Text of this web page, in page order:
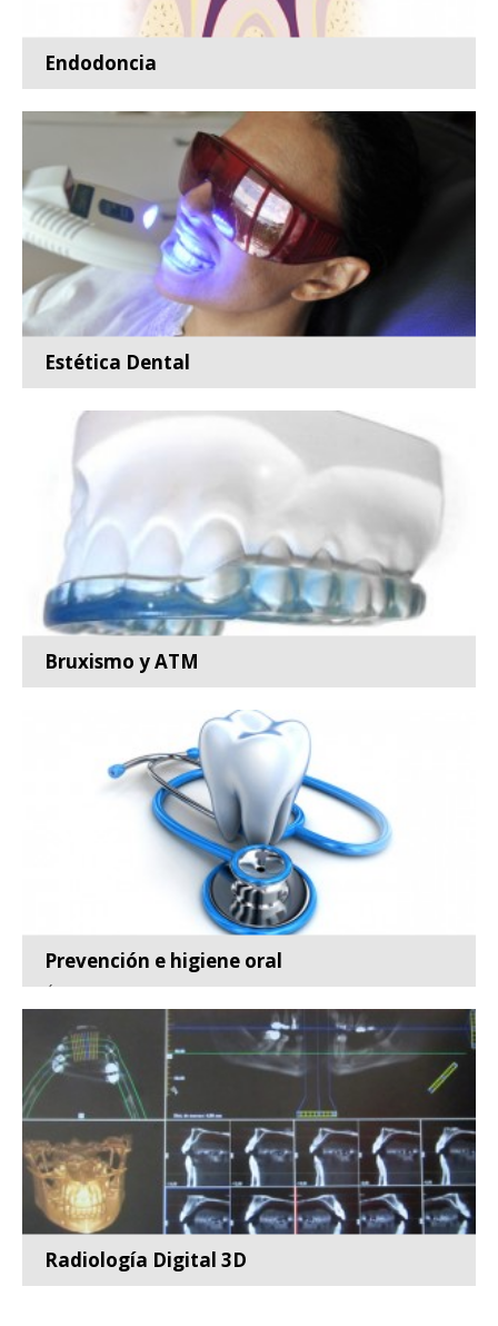
Endodoncia
Especialidad de la odontología encargada de la
prevención,...
Leer más
Estética Dental
...
Leer más
Bruxismo y ATM
Especialidad de la odontología encargada de la
Leer más
Prevención e higiene oral
Área de la odontología dedicada a la prevención,
Leer más
Radiología Digital 3D
Contamos con la más alta tecnología en radiología,